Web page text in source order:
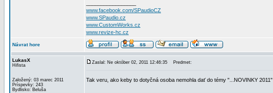
www.facebook.com/SPaudioCZ
www.SPaudio.cz
www.CustomWorks.cz
www.revize-hc.cz
Návrat hore
LukasX
Hifista
Založený: 03 marec 2011
Príspevky: 243
Bydlisko: Beluša
Zaslal: Ne október 02, 2011 12:46:35 Predmet:
Tak veru, ako keby to dotyčná osoba nemohla dať do témy "...NOVINKY 2011"